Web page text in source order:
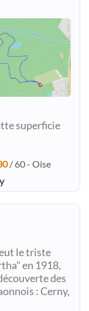
superficie
/ 60 - Oise
le triste
en 1918,
des
: Cerny,